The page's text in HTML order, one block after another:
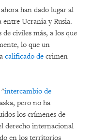
han dado lugar al
Ucrania y Rusia.
de civiles más, a los que
lo que un
calificado de crimen
"intercambio de
pero no ha
los crímenes de
derecho internacional
en los territorios